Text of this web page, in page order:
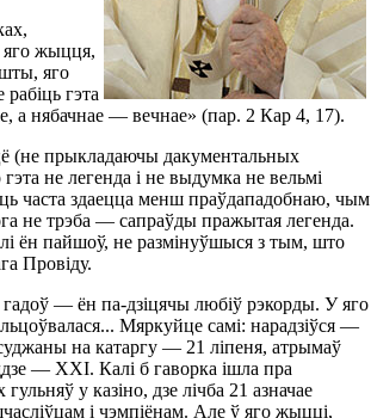
яго жыцця,
яго
гэта
а нябачнае — вечнае» (пар. 2 Кар 4, 17).
(не прыкладаючы дакументальных
не легенда і не выдумка не вельмі
часта здаецца менш праўдападобнаю, чым
не трэба — сапраўды пражытая легенда.
ён пайшоў, не размінуўшыся з тым, што
Провіду.
— ён па-дзіцячы любіў рэкорды. У яго
Мяркуйце самі: нарадзіўся —
на катаргу — 21 ліпеня, атрымаў
— ХХІ. Калі б гаворка ішла пра
у казіно, дзе лічба 21 азначае
і чэмпіёнам. Але ў яго жыцці,